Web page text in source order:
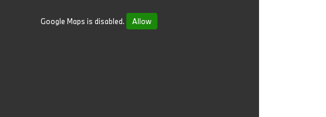
Google Maps is disabled. Allow